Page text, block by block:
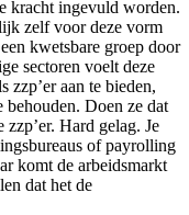
kracht ingevuld worden.
zelf voor deze vorm
kwetsbare groep door
sectoren voelt deze
zzp’er aan te bieden,
behouden. Doen ze dat
Hard gelag. Je
of payrolling
komt de arbeidsmarkt
dat het de